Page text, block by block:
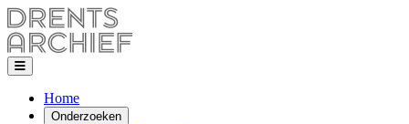
Home
Onderzoeken